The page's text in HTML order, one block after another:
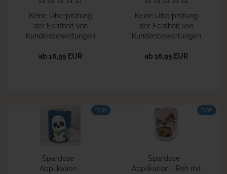
Keine Überprüfung
der Echtheit von
Kundenbewertungen
ab 16,95 EUR
Keine Überprüfung
der Echtheit von
Kundenbewertungen
ab 16,95 EUR
TOP
Spardose -
Applikation -
TOP
Spardose -
Applikation - Reh mit